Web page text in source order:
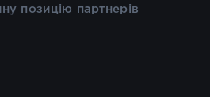
позицію партнерів